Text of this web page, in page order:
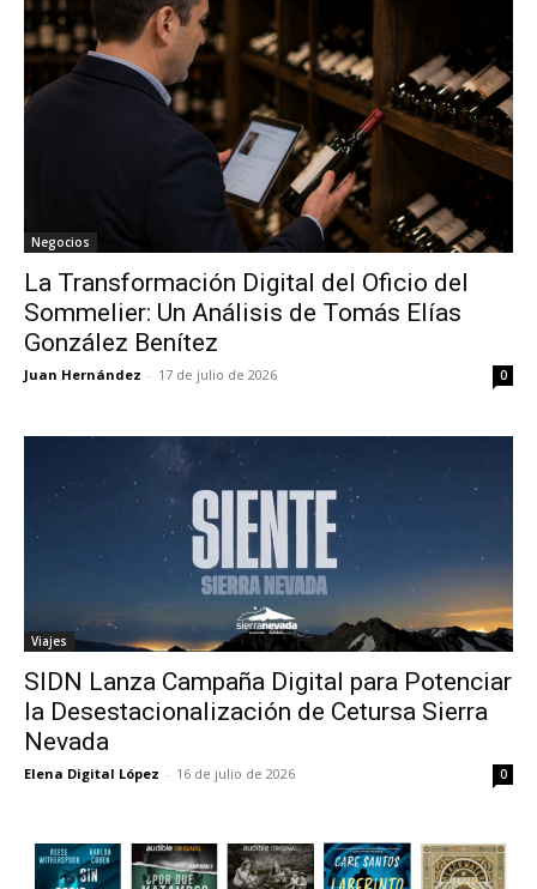
Negocios
La Transformación Digital del Oficio del
Sommelier: Un Análisis de Tomás Elías
González Benítez
Juan Hernández - 17 de julio de 2026 0
Viajes
SIDN Lanza Campaña Digital para Potenciar
la Desestacionalización de Cetursa Sierra
Nevada
Elena Digital López - 16 de julio de 2026 0